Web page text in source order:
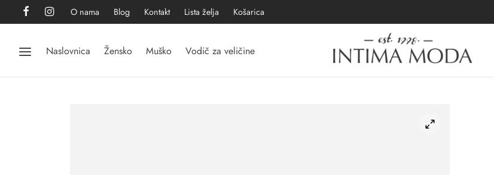
O nama Blog Kontakt Lista želja Košarica
Naslovnica Žensko Muško Vodič za veličine